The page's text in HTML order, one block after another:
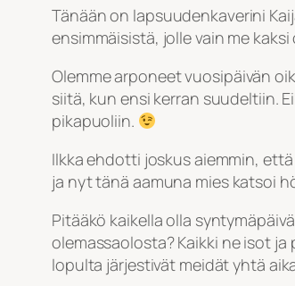
Tänään on lapsuudenkaverini
ensimmäisistä, jolle vain me
Olemme arponeet vuosipäivän
siitä, kun ensi kerran suudeltiin.
pikapuoliin.
Ilkka ehdotti joskus aiemmin,
ja nyt tänä aamuna mies katsoi
Pitääkö kaikella olla
olemassaolosta? Kaikki ne isot
lopulta järjestivät meidät yhtä